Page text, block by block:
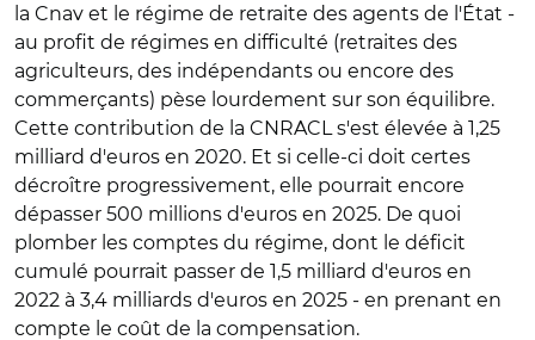
la Cnav et le régime de retraite des agents de l'État -
au profit de régimes en difficulté (retraites des
agriculteurs, des indépendants ou encore des
commerçants) pèse lourdement sur son équilibre.
Cette contribution de la CNRACL s'est élevée à 1,25
milliard d'euros en 2020. Et si celle-ci doit certes
décroître progressivement, elle pourrait encore
dépasser 500 millions d'euros en 2025. De quoi
plomber les comptes du régime, dont le déficit
cumulé pourrait passer de 1,5 milliard d'euros en
2022 à 3,4 milliards d'euros en 2025 - en prenant en
compte le coût de la compensation.